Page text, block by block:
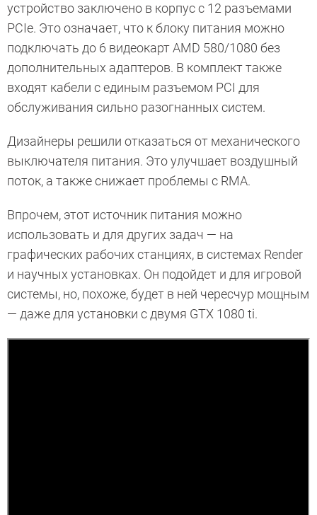
устройство заключено в корпус с 12 разъемами
PCIe. Это означает, что к блоку питания можно
подключать до 6 видеокарт AMD 580/1080 без
дополнительных адаптеров. В комплект также
входят кабели с единым разъемом PCI для
обслуживания сильно разогнанных систем.
Дизайнеры решили отказаться от механического
выключателя питания. Это улучшает воздушный
поток, а также снижает проблемы с RMA.
Впрочем, этот источник питания можно
использовать и для других задач — на
графических рабочих станциях, в системах Render
и научных установках. Он подойдет и для игровой
системы, но, похоже, будет в ней чересчур мощным
— даже для установки с двумя GTX 1080 ti.